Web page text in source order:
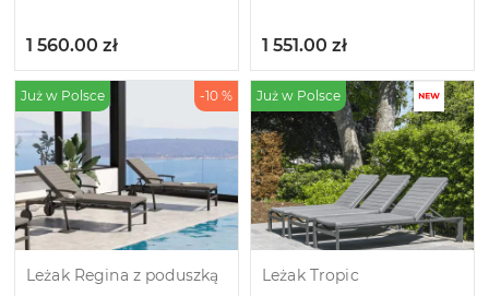
1 560.00 zł 1 551.00 zł
Już w Polsce -10 %
Leżak Regina z poduszką
Już w Polsce
Leżak Tropic